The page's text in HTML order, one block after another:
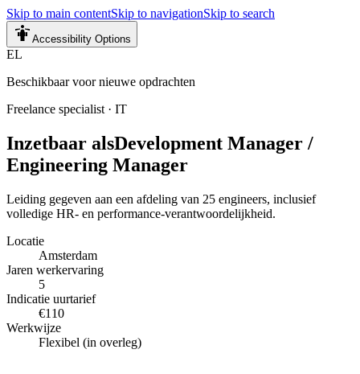
Skip to main contentSkip to navigationSkip to search
Accessibility Options
EL
Beschikbaar voor nieuwe opdrachten
Freelance specialist · IT
Inzetbaar alsDevelopment Manager /
Engineering Manager
Leiding gegeven aan een afdeling van 25 engineers, inclusief
volledige HR- en performance-verantwoordelijkheid.
Locatie
Amsterdam
Jaren werkervaring
5
Indicatie uurtarief
€110
Werkwijze
Flexibel (in overleg)